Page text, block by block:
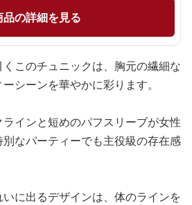
品の詳細を見る
このチュニックは、胸元の繊細な
シーンを華やかに彩ります。
インと短めのパフスリーブが女性
なパーティーでも主役級の存在感
に出るデザインは、体のラインを